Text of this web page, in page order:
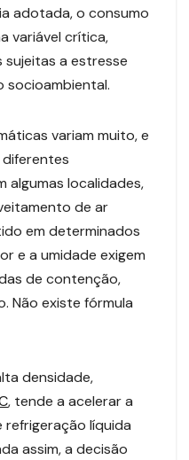
adotada, o consumo
variável crítica,
sujeitas a estresse
socioambiental.
variam muito, e
algumas localidades,
de ar
em determinados
e a umidade exigem
de contenção,
Não existe fórmula
densidade,
, tende a acelerar a
líquida
assim, a decisão